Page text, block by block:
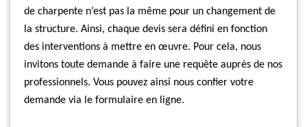
de charpente n’est pas la même pour un changement de
la structure. Ainsi, chaque devis sera défini en fonction
des interventions à mettre en œuvre. Pour cela, nous
invitons toute demande à faire une requête auprès de nos
professionnels. Vous pouvez ainsi nous confier votre
demande via le formulaire en ligne.